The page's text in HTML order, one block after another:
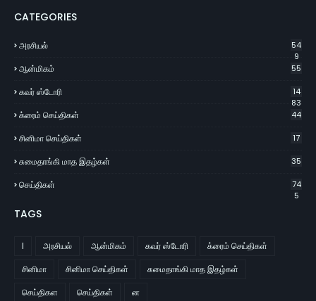
CATEGORIES
அரசியல்
54
9
ஆன்மிகம் 55
கவர் ஸ்டோரி
14
83
க்ரைம் செய்திகள் 44
சினிமா செய்திகள் 17
சுமைதாங்கி மாத இதழ்கள் 35
செய்திகள்
74
5
TAGS
l அரசியல் ஆன்மிகம் கவர் ஸ்டோரி
க்ரைம் செய்திகள்
சினிமா
சினிமா செய்திகள்
சுமைதாங்கி மாத இதழ்கள்
செய்திகள
செய்திகள் ன